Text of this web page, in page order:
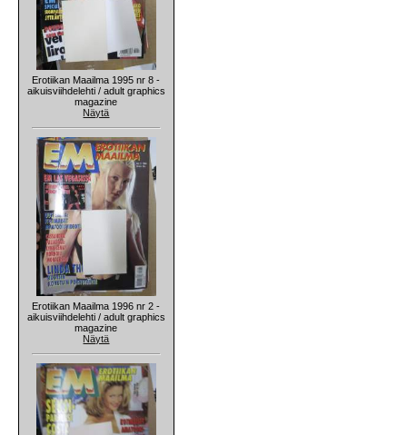
Erotiikan Maailma 1995 nr 8 -
aikuisviihdelehti / adult graphics
magazine
Näytä
Erotiikan Maailma 1996 nr 2 -
aikuisviihdelehti / adult graphics
magazine
Näytä